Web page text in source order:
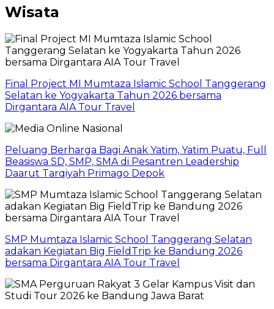
Wisata
Final Project MI Mumtaza Islamic School Tanggerang
Selatan ke Yogyakarta Tahun 2026 bersama
Dirgantara AIA Tour Travel
Peluang Berharga Bagi Anak Yatim, Yatim Puatu, Full
Beasiswa SD, SMP, SMA di Pesantren Leadership
Daarut Tarqiyah Primago Depok
SMP Mumtaza Islamic School Tanggerang Selatan
adakan Kegiatan Big FieldTrip ke Bandung 2026
bersama Dirgantara AIA Tour Travel